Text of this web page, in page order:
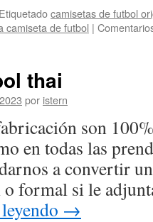
Etiquetadocamisetas de futbol
camiseta de futbol |
thai
por istern
son
en todas las
a convertir
formal si le
→